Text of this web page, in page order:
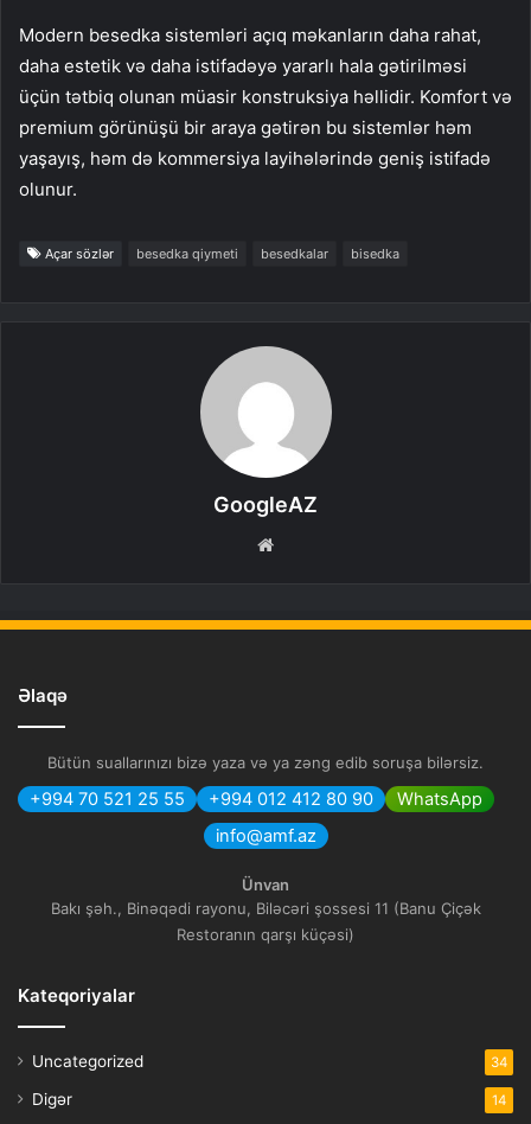
Modern besedka sistemləri açıq məkanların daha rahat,
daha estetik və daha istifadəyə yararlı hala gətirilməsi
üçün tətbiq olunan müasir konstruksiya həllidir. Komfort və
premium görünüşü bir araya gətirən bu sistemlər həm
yaşayış, həm də kommersiya layihələrində geniş istifadə
olunur.
Açar sözlər besedka qiymeti besedkalar bisedka
GoogleAZ
Əlaqə
Bütün suallarınızı bizə yaza və ya zəng edib soruşa bilərsiz.
+994 70 521 25 55 +994 012 412 80 90
WhatsApp
info@amf.az
Ünvan
Bakı şəh., Binəqədi rayonu, Biləcəri şossesi 11 (Banu Çiçək
Restoranın qarşı küçəsi)
Kateqoriyalar
Uncategorized 34
Digər 14